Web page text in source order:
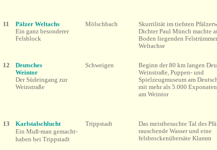
11
Pälzer Weltachs
Ein ganz besonderer
Felsblock
Mölschbach
Skurrilität im tiefsten
Dichter Paul Münch machte
Boden liegenden
Weltachse
12
Deutsches
Weintor
Der Südeingang zur
Weinstraße
Schweigen
Beginn der 80 km langen
Weinstraße, Puppen- und
Spielzeugmuseum am
mit mehr als 5.000
am Weintor
13
Karlstalschlucht
Ein Muß-man gemacht-
haben bei Trippstadt
Trippstadt
Das meistbesuchte Tal des
rauschende Wasser und eine
felsbrockenübersäte Klamm